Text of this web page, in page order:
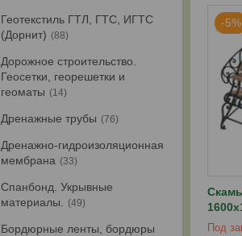
-5%
Под
Геотекстиль ГТЛ, ГТС, ИГТС
(Дорнит)
88
Дорожное строительство.
Геосетки, георешетки и
геоматы
14
Дренажные трубы 76
Дренажно-гидроизоляционная
мембрана
33
Спанбонд. Укрывные
материалы.
49
Бордюрные ленты, бордюры